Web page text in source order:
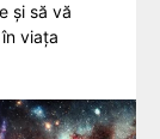
și să vă
viața